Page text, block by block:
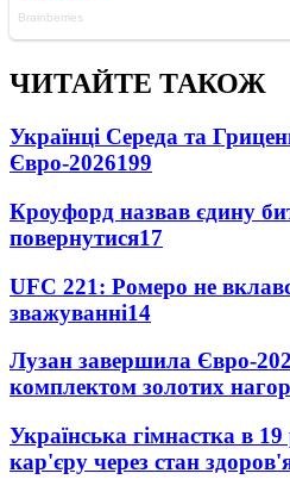
ЧИТАЙТЕ ТАКОЖ
Українці Середа та
Євро-2026199
Кроуфорд назвав єдину
повернутися17
UFC 221: Ромеро не
зважуванні14
Лузан завершила Євро-
комплектом золотих
Українська гімнастка в
кар'єру через стан